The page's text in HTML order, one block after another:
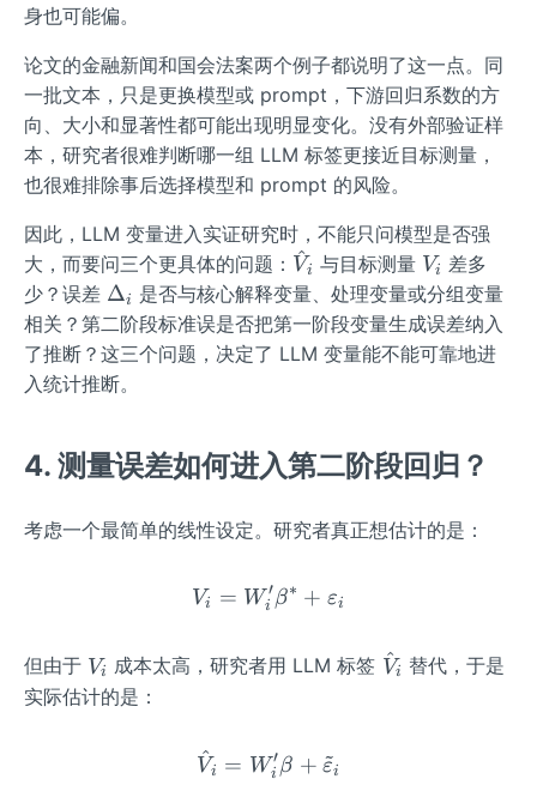
身也可能偏。
论文的金融新闻和国会法案两个例子都说明了这一点。同
一批文本，只是更换模型或 prompt，下游回归系数的方
向、大小和显著性都可能出现明显变化。没有外部验证样
本，研究者很难判断哪一组 LLM 标签更接近目标测量，
也很难排除事后选择模型和 prompt 的风险。
因此，LLM 变量进入实证研究时，不能只问模型是否强
大，而要问三个更具体的问题： \ha
t
{V}
_
V
^i 与目标测量 V_
{i}
Vi
差多
少？误差 \D
elt
a_
{i}
Δi
是否与核心解释变量、处理变量或分组变量
相关？第二阶段标准误是否把第一阶段变量生成误差纳入
了推断？这三个问题，决定了 LLM 变量能不能可靠地进
入统计推断。
4. 测量误差如何进入第二阶段回归？
考虑一个最简单的线性设定。研究者真正想估计的是：
Vi = Wi
′β∗ + εi
但由于 V_
{i}
Vi 成本太高，研究者用 LLM 标签 \ha
V
^i
替代，于是
实际估计的是：
V
^i = Wi
′β + ε
~
i